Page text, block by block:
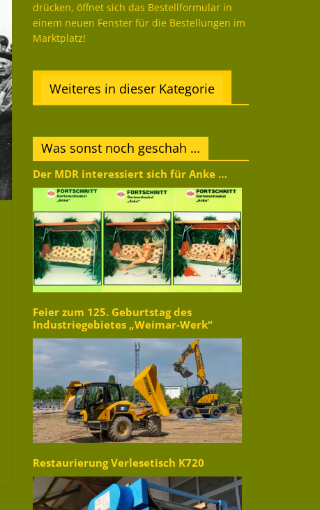
drücken, öffnet sich das Bestellformular in
einem neuen Fenster für die Bestellungen im
Marktplatz!
Weiteres in dieser Kategorie
Was sonst noch geschah …
Der MDR interessiert sich für Anke …
Feier zum 125. Geburtstag des
Industriegebietes „Weimar-Werk“
Restaurierung Verlesetisch K720